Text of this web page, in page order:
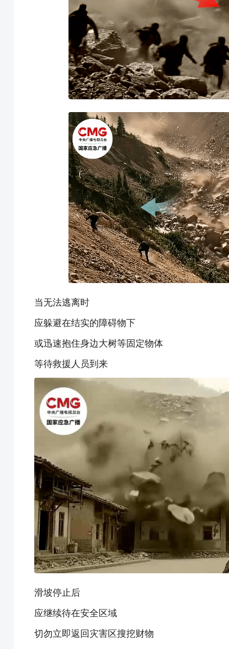
当无法逃离时
应躲避在结实的障碍物下
或迅速抱住身边大树等固定物体
等待救援人员到来
滑坡停止后
应继续待在安全区域
切勿立即返回灾害区搜挖财物